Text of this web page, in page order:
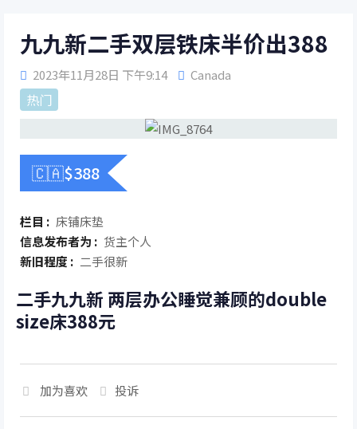
九九新二手双层铁床半价出388
2023年11月28日 下午9:14 Canada
热门
🇨🇦$388
栏目 : 床铺床垫
信息发布者为 : 货主个人
新旧程度 : 二手很新
二手九九新 两层办公睡觉兼顾的double
size床388元
加为喜欢 投诉